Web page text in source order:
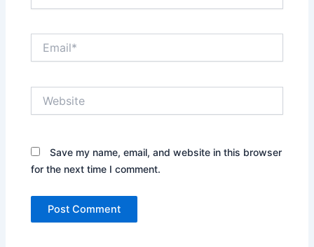
Save my name, email, and website in this browser
for the next time I comment.